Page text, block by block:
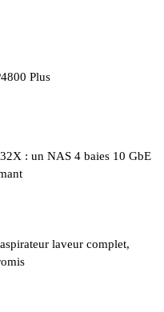
Plus
: un NAS 4 baies 10 GbE
laveur complet,